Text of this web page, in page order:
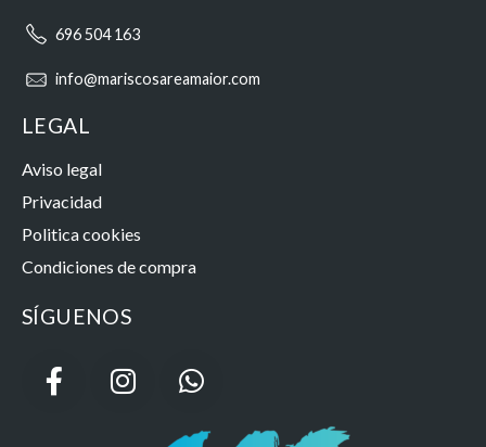
696 504 163
info@mariscosareamaior.com
LEGAL
Aviso legal
Privacidad
Politica cookies
Condiciones de compra
SÍGUENOS